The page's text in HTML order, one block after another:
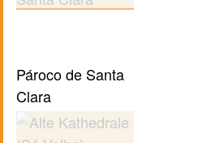
Pároco de Santa
Clara